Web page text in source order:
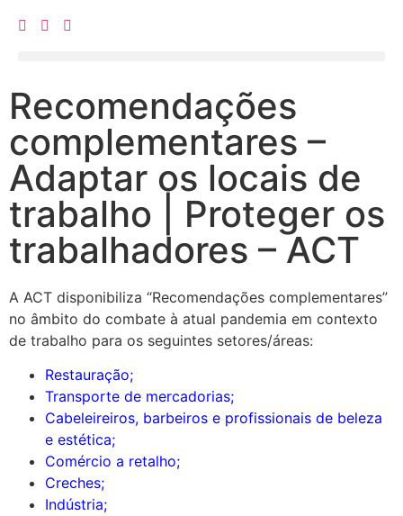
Recomendações
complementares –
Adaptar os locais de
trabalho | Proteger os
trabalhadores – ACT
A ACT disponibiliza “Recomendações complementares”
no âmbito do combate à atual pandemia em contexto
de trabalho para os seguintes setores/áreas:
Restauração;
Transporte de mercadorias;
Cabeleireiros, barbeiros e profissionais de beleza
e estética;
Comércio a retalho;
Creches;
Indústria;